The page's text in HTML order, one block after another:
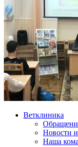
Ветклиника
Новости
Наша